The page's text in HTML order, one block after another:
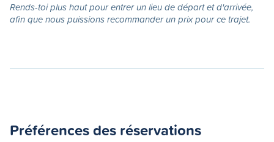
Rends-toi plus haut pour entrer un lieu de départ et d'arrivée,
afin que nous puissions recommander un prix pour ce trajet.
Préférences des réservations